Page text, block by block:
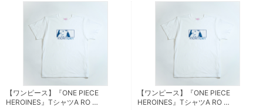
【ワンピース】『ONE PIECE
HEROINES』TシャツA RO …
【ワンピース】『ONE PIECE
HEROINES』TシャツA RO …